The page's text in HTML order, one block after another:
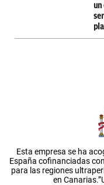
un
Esta empresa se ha
España cofinanciadas
para las regiones
en